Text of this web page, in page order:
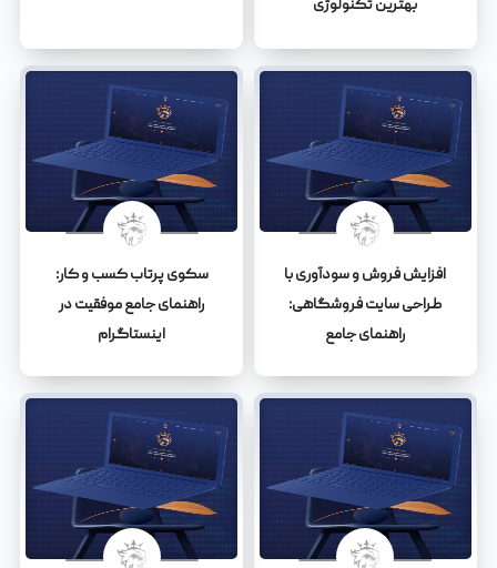
بهترین تکنولوژی
افزایش فروش و سودآوری با
طراحی سایت فروشگاهی:
راهنمای جامع
سکوی پرتاب کسب و کار:
راهنمای جامع موفقیت در
اینستاگرام